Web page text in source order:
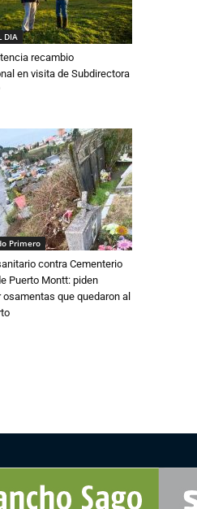
DIA
recambio
en visita de Subdirectora
Primero
contra Cementerio
Puerto Montt: piden
que quedaron al